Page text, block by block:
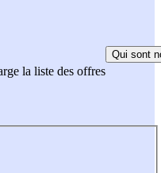
la liste des offres
Qui sont